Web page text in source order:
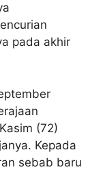
pada akhir
(72)
Kepada
sebab baru